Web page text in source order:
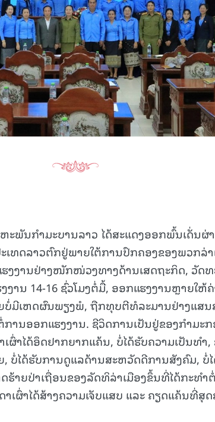
ະພັນກໍາມະບານລາວ ໄດ້ສະແດງອອກພົ້ນເດັ່ນຜ່
ະເທດລາວຕົກຢູ່ພາຍໃຕ້ການປົກຄອງຂອງພວກລ່າ
ງງານຢ່າງໜັກໜ່ວງທາງດ້ານເສດຖະກິດ, ວັດ
ງານ 14-16 ຊົ່ວໂມງຕໍ່ມື້, ອອກແຮງງານຫຼາຍໃ
ບໍ່ມີເຫດຜົນພຽງພໍ, ຖືກທຸບຕີທໍລະມານຢ່າງແສ
ານອອກແຮງງານ. ຊີວິດການເປັນຢູ່ຂອງກຳມະ
ຜົ່າໄດ້ອຶດຢາກຍາກແຄ້ນ, ບໍ່ໄດ້ຮັບຄວາມເປັນທຳ
ບໍ່ໄດ້ຮັບການດູແລດ້ານສະຫວັດດີການສັງຄົມ, ບໍ່
ຮ້າຍປ່າເຖື່ອນຂອງລັດທິລ່າເມືອງຂຶ້ນທີ່ໄດ້ກະທ
ເຜົ່າໄດ້ສ້າງຄວາມເຈັບແສບ ແລະ ຄຽດແຄ້ນທີ່